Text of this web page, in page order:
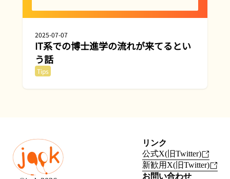
2025-07-07
IT系での博士進学の流れが来てるとい
う話
Tips
リンク
公式X(旧Twitter)
新歓用X(旧Twitter)
お問い合わせ